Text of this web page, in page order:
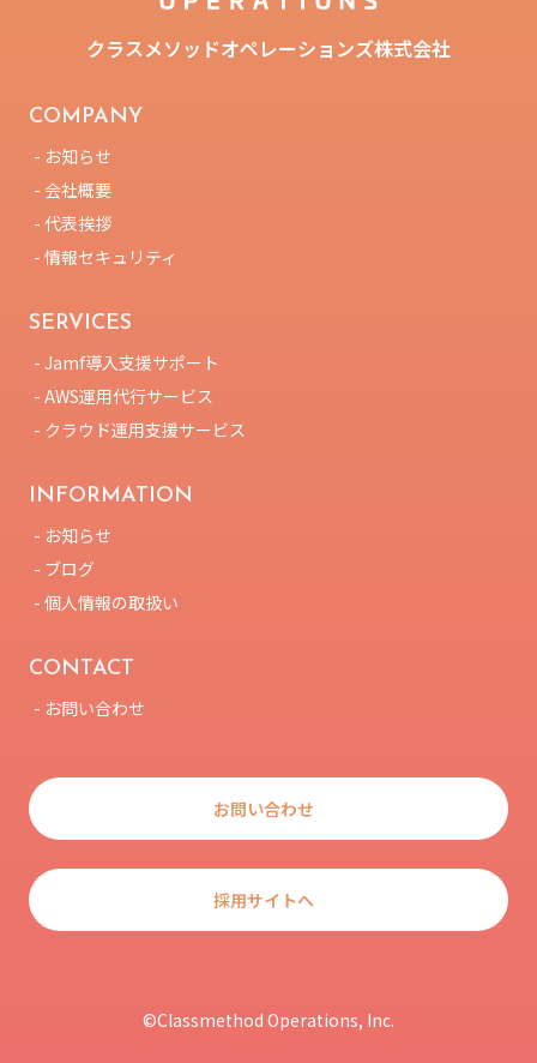
クラスメソッドオペレーションズ株式会社
COMPANY
- お知らせ
- 会社概要
- 代表挨拶
- 情報セキュリティ
SERVICES
- Jamf導入支援サポート
- AWS運用代行サービス
- クラウド運用支援サービス
INFORMATION
- お知らせ
- ブログ
- 個人情報の取扱い
CONTACT
- お問い合わせ
お問い合わせ
採用サイトへ
©Classmethod Operations, Inc.